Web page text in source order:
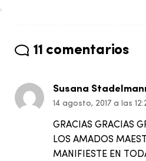
11 comentarios
Susana
14 agosto, 2017 a las
GRACIAS GRACIAS
LOS AMADOS
MANIFIESTE EN